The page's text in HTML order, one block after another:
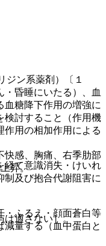
ン系薬剤）〔１
昏睡にいたる）、血
糖降下作用の増強に
検討すること（作用機
用の相加作用による
経て意識消失・けいれ
及び抱合代謝阻害に
・ふるえ・顔面蒼白等
量する（血中蛋白と
感、胸痛、右季肋部
昇。
は適さない］。